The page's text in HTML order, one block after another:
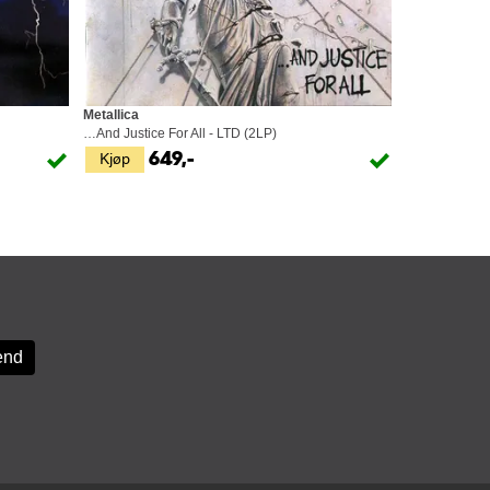
Kjøp
Metallica
…And Justice For All - LTD (2LP)
649,-